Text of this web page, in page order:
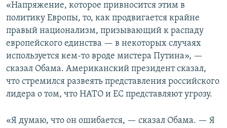
«Напряжение, которое привносится этим в
политику Европы, то, как продвигается крайне
правый национализм, призывающий к распаду
европейского единства — в некоторых случаях
используется кем-то вроде мистера Путина», —
сказал Обама. Американский президент сказал,
что стремился развеять представления российского
лидера о том, что НАТО и ЕС представляют угрозу.
«Я думаю, что он ошибается, — сказал Обама. — Я